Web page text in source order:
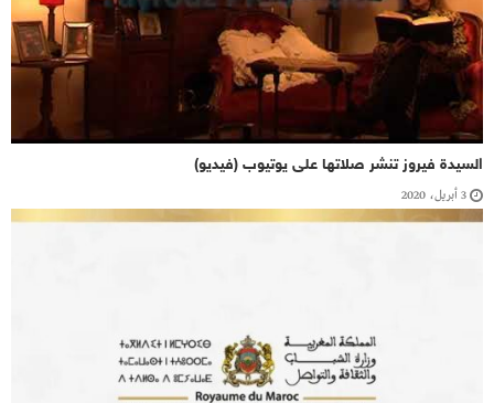
السيدة فيروز تنشر صلاتها على يوتيوب (فيديو)
3 أبريل، 2020